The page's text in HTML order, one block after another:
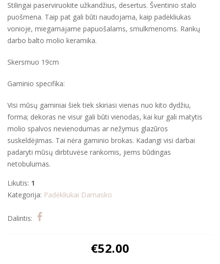
Stilingai paserviruokite užkandžius, desertus. Šventinio stalo
puošmena. Taip pat gali būti naudojama, kaip padėkliukas
vonioje, miegamajame papuošalams, smulkmenoms. Rankų
darbo balto molio keramika.
Skersmuo 19cm
Gaminio specifika:
Visi mūsų gaminiai šiek tiek skiriasi vienas nuo kito dydžiu,
forma; dekoras ne visur gali būti vienodas, kai kur gali matytis
molio spalvos nevienodumas ar nežymus glazūros
suskeldėjimas. Tai nėra gaminio brokas. Kadangi visi darbai
padaryti mūsų dirbtuvėse rankomis, jiems būdingas
netobulumas.
Likutis: 1
Kategorija: Padėkliukai Damasko
Dalintis:
€52.00